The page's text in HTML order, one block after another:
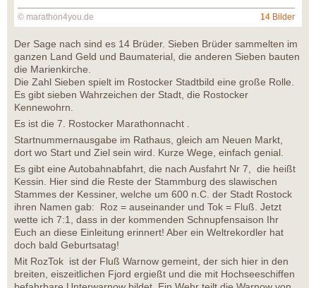
© marathon4you.de 14 Bilder
Der Sage nach sind es 14 Brüder. Sieben Brüder sammelten im
ganzen Land Geld und Baumaterial, die anderen Sieben bauten
die Marienkirche.
Die Zahl Sieben spielt im Rostocker Stadtbild eine große Rolle.
Es gibt sieben Wahrzeichen der Stadt, die Rostocker
Kennewohrn.
Es ist die 7. Rostocker Marathonnacht .
Startnummernausgabe im Rathaus, gleich am Neuen Markt,
dort wo Start und Ziel sein wird. Kurze Wege, einfach genial.
Es gibt eine Autobahnabfahrt, die nach Ausfahrt Nr 7, die heißt
Kessin. Hier sind die Reste der Stammburg des slawischen
Stammes der Kessiner, welche um 600 n.C. der Stadt Rostock
ihren Namen gab: Roz = auseinander und Tok = Fluß. Jetzt
wette ich 7:1, dass in der kommenden Schnupfensaison Ihr
Euch an diese Einleitung erinnert! Aber ein Weltrekordler hat
doch bald Geburtsatag!
Mit RozTok ist der Fluß Warnow gemeint, der sich hier in den
breiten, eiszeitlichen Fjord ergießt und die mit Hochseeschiffen